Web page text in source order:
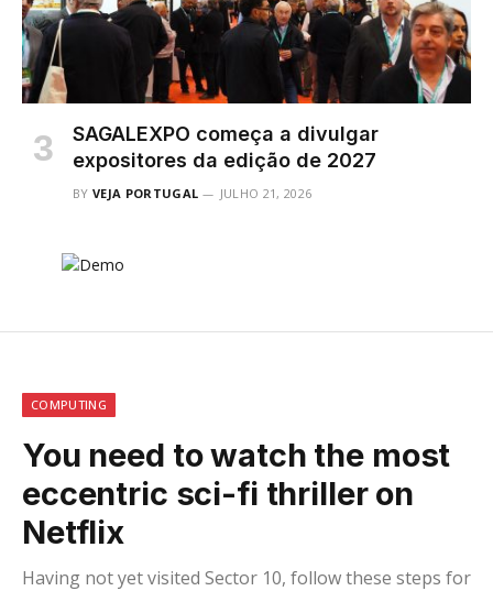
SAGALEXPO começa a divulgar
expositores da edição de 2027
BY VEJA PORTUGAL JULHO 21, 2026
COMPUTING
You need to watch the most
eccentric sci-fi thriller on
Netflix
Having not yet visited Sector 10, follow these steps for